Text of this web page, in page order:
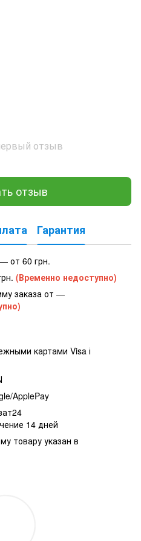
отзыв
отзыв
Гарантия
от 60 грн.
(Временно недоступно)
заказа от —
картами Visa і
ApplePay
14 дней
товару указан в